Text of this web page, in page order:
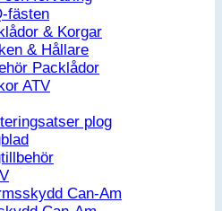
fästen
& Korgar
& Hållare
Packlådor
ATV
plog
Can-Am